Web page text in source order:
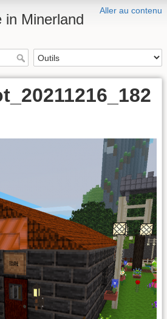
Aller au contenu
in Minerland